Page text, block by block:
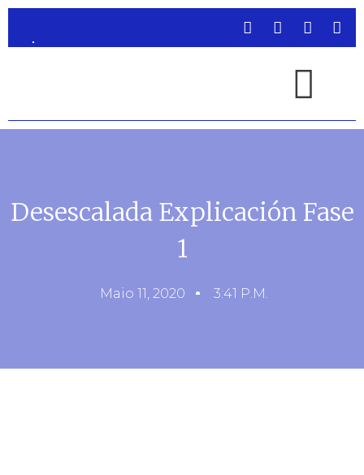
Desescalada Explicación Fase
1
Maio 11, 2020 3:41 P.m.